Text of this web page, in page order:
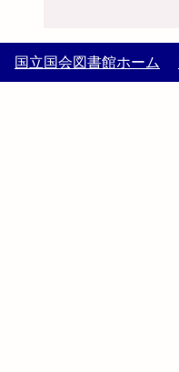
国立国会図書館ホーム